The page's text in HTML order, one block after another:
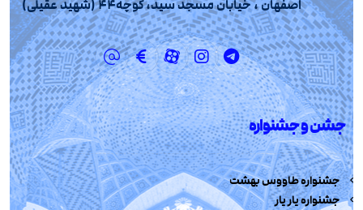
اصفهان ، خیابان مسجد سید، کوچه44 (شهید عقیلی)
جشن و جشنواره
جشنواره طاووس بهشت
جشنواره یار یار